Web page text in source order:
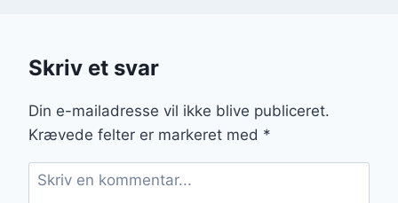
Skriv et svar
Din e-mailadresse vil ikke blive publiceret.
Krævede felter er markeret med *